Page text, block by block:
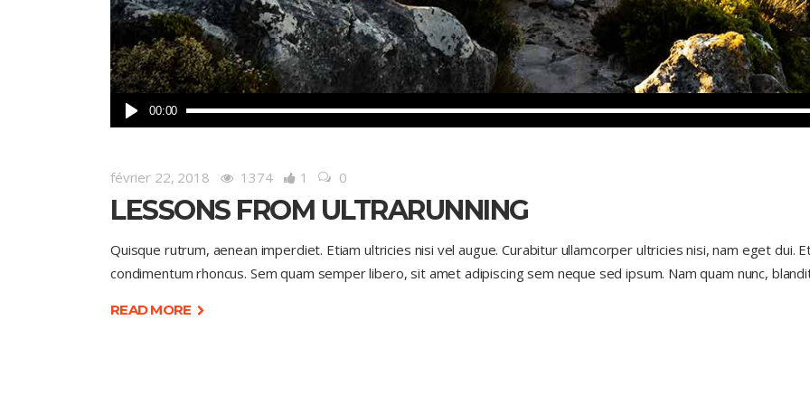
Lecteur
audio
00:00
février 22, 2018 1374 1 0
LESSONS FROM ULTRARUNNING
Quisque rutrum, aenean imperdiet. Etiam ultricies nisi vel augue. Curabitur ullamcorper ultricies nisi, nam eget dui.
condimentum rhoncus. Sem quam semper libero, sit amet adipiscing sem neque sed ipsum. Nam quam nunc,
READ MORE